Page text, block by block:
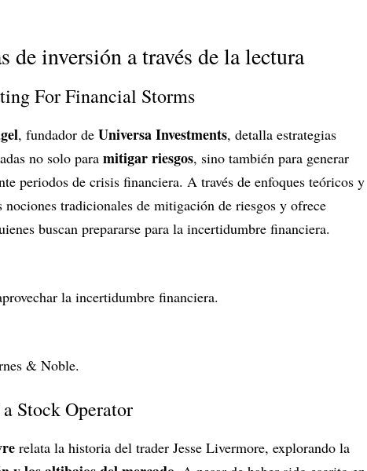
de inversión a través de la lectura
For Financial Storms
, fundador de Universa Investments, detalla estrategias
no solo para mitigar riesgos, sino también para generar
periodos de crisis financiera. A través de enfoques teóricos y
tradicionales de mitigación de riesgos y ofrece
buscan prepararse para la incertidumbre financiera.
la incertidumbre financiera.
& Noble.
Stock Operator
relata la historia del trader Jesse Livermore, explorando la